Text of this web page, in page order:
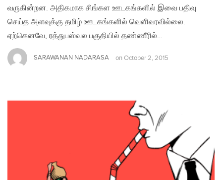
வருகின்றன. அதிகமாக சிங்கள ஊடகங்களில் இவை பதிவு
செய்த அளவுக்கு தமிழ் ஊடகங்களில் வெளிவரவில்லை.
ஏற்கெனவே, ரத்துபஸ்வல பகுதியில் தண்ணீரில்…
SARAWANAN NADARASA on October 2, 2015